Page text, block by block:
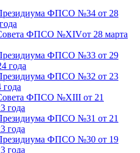
ФПСО №34 от 28
ФПСО №XIVот 28 марта
ФПСО №33 от 29
года
ФПСО №32 от 23
года
ФПСО №XIII от 21
года
ФПСО №31 от 21
года
ФПСО №30 от 19
года